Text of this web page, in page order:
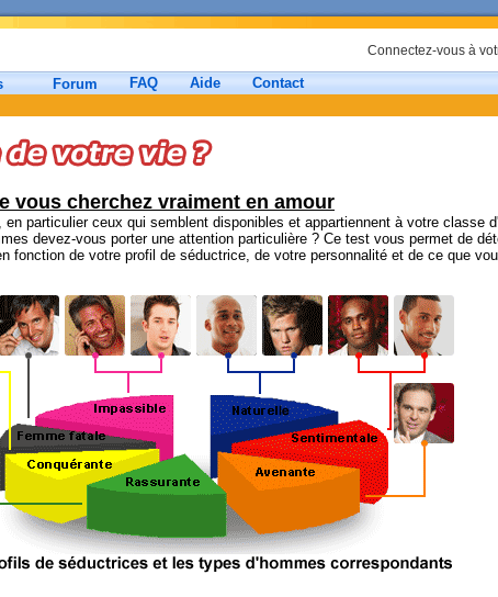
Connectez-vous à
Forum FAQ Aide Contact
vous cherchez vraiment en amour
particulier ceux qui semblent disponibles et appartiennent à votre classe
devez-vous porter une attention particulière ? Ce test vous permet de
fonction de votre profil de séductrice, de votre personnalité et de ce que